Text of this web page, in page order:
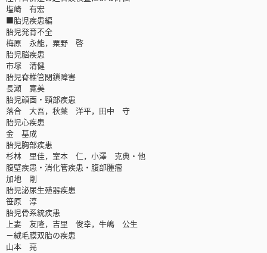
塩崎 有宏
■胎児疾患編
胎児発育不全
梅原 永能，粟野 啓
胎児脳疾患
市塚 清健
胎児脊椎管閉鎖障害
長瀬 寛美
胎児顔面・頸部疾患
落合 大吾，秋葉 洋平，田中 守
胎児心疾患
金 基成
胎児胸部疾患
杉林 里佳，室本 仁，小澤 克典・他
腹壁疾患・消化管疾患・腹部腫瘤
加地 剛
胎児泌尿生殖器疾患
笹原 淳
胎児骨系統疾患
上妻 友隆，吉里 俊幸，牛嶋 公生
－絨毛膜双胎の疾患
山本 亮